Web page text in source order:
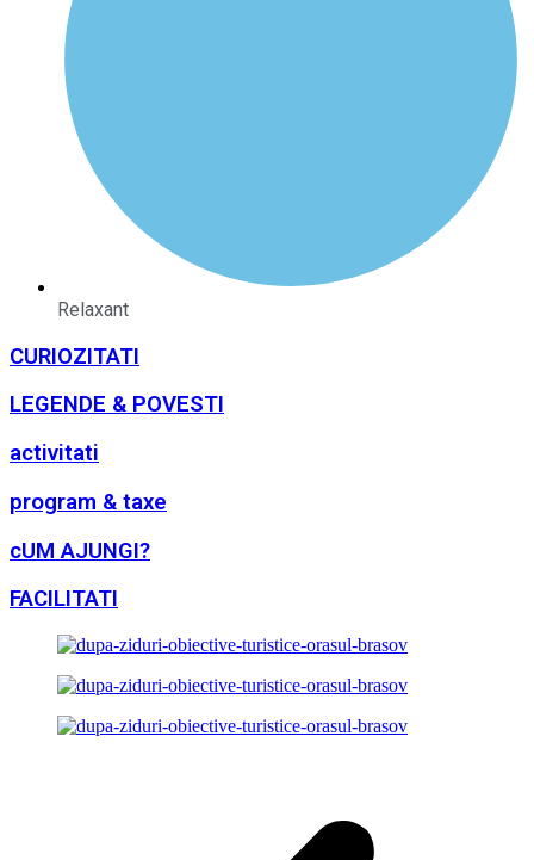
Relaxant
CURIOZITATI
LEGENDE & POVESTI
activitati
program & taxe
cUM AJUNGI?
FACILITATI